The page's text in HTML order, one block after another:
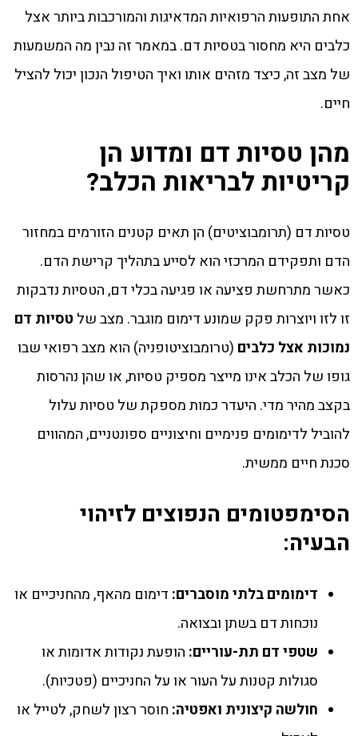
אחת התופעות הרפואיות המדאיגות והמורכבות ביותר אצל
כלבים היא מחסור בטסיות דם. במאמר זה נבין מה המשמעות
של מצב זה, כיצד מזהים אותו ואיך הטיפול הנכון יכול להציל
חיים.
מהן טסיות דם ומדוע הן
קריטיות לבריאות הכלב?
טסיות דם (תרומבוציטים) הן תאים קטנים הזורמים במחזור
הדם ותפקידם המרכזי הוא לסייע בתהליך קרישת הדם.
כאשר מתרחשת פציעה או פגיעה בכלי דם, הטסיות נדבקות
זו לזו ויוצרות פקק שמונע דימום מוגבר. מצב של טסיות דם
נמוכות אצל כלבים (טרומבוציטופניה) הוא מצב רפואי שבו
גופו של הכלב אינו מייצר מספיק טסיות, או שהן נהרסות
בקצב מהיר מדי. היעדר כמות מספקת של טסיות עלול
להוביל לדימומים פנימיים וחיצוניים ספונטניים, המהווים
סכנת חיים ממשית.
הסימפטומים הנפוצים לזיהוי
הבעיה:
דימומים בלתי מוסברים: דימום מהאף, מהחניכיים או
נוכחות דם בשתן ובצואה.
שטפי דם תת-עוריים: הופעת נקודות אדומות או
סגולות קטנות על העור או על החניכיים (פטכיות).
חולשה קיצונית ואפטיה: חוסר רצון לשחק, לטייל או